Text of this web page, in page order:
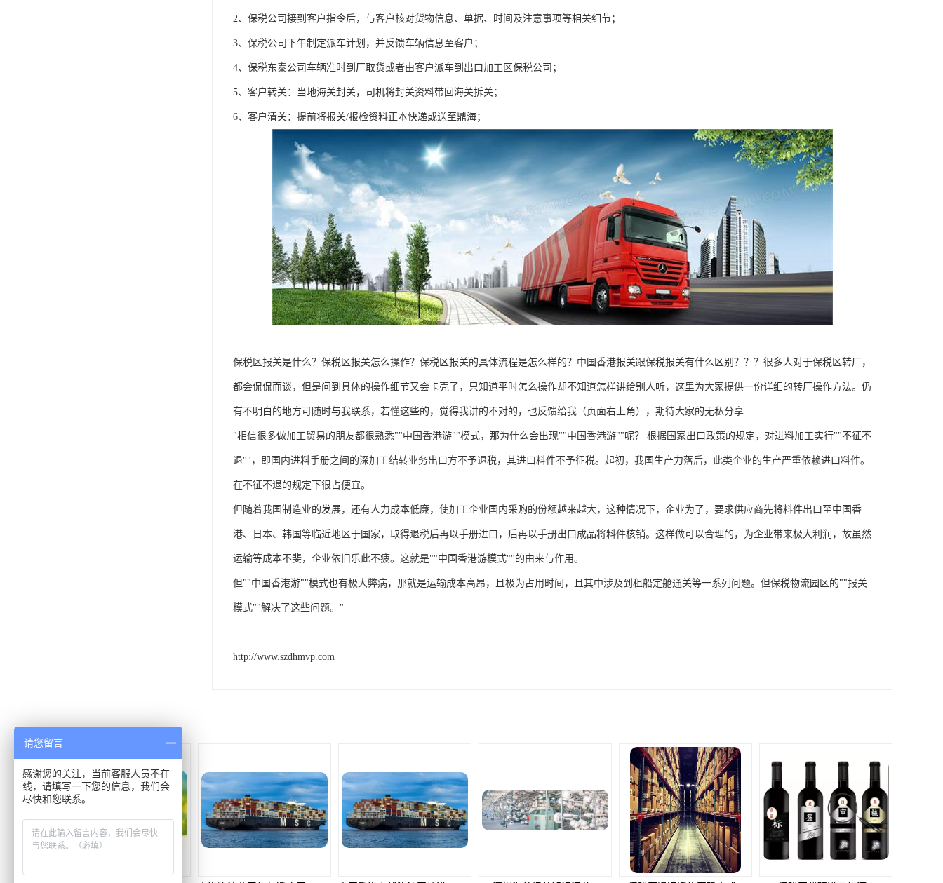
2、保税公司接到客户指令后，与客户核对货物信息、单据、时间及注意事项等相关细节；
3、保税公司下午制定派车计划，并反馈车辆信息至客户；
4、保税东泰公司车辆准时到厂取货或者由客户派车到出口加工区保税公司；
5、客户转关：当地海关封关，司机将封关资料带回海关拆关；
6、客户清关：提前将报关/报检资料正本快递或送至鼎海；
保税区报关是什么？保税区报关怎么操作？保税区报关的具体流程是怎么样的？中国香港报关跟保税报关有什么区别？？？很多人对于保税区转厂，
都会侃侃而谈，但是问到具体的操作细节又会卡壳了，只知道平时怎么操作却不知道怎样讲给别人听，这里为大家提供一份详细的转厂操作方法。仍
有不明白的地方可随时与我联系，若懂这些的，觉得我讲的不对的，也反馈给我（页面右上角），期待大家的无私分享
"相信很多做加工贸易的朋友都很熟悉""中国香港游""模式，那为什么会出现""中国香港游""呢？ 根据国家出口政策的规定，对进料加工实行""不征不
退""，即国内进料手册之间的深加工结转业务出口方不予退税，其进口料件不予征税。起初，我国生产力落后，此类企业的生产严重依赖进口料件。
在不征不退的规定下很占便宜。
但随着我国制造业的发展，还有人力成本低廉，使加工企业国内采购的份额越来越大，这种情况下，企业为了，要求供应商先将料件出口至中国香
港、日本、韩国等临近地区于国家，取得退税后再以手册进口，后再以手册出口成品将料件核销。这样做可以合理的，为企业带来极大利润，故虽然
运输等成本不斐，企业依旧乐此不疲。这就是""中国香港游模式""的由来与作用。
但""中国香港游""模式也有极大弊病，那就是运输成本高昂，且极为占用时间，且其中涉及到租船定舱通关等一系列问题。但保税物流园区的""报关
模式""解决了这些问题。"
http://www.szdhmvp.com
请您留言
感谢您的关注，当前客服人员不在
线，请填写一下您的信息，我们会
尽快和您联系。